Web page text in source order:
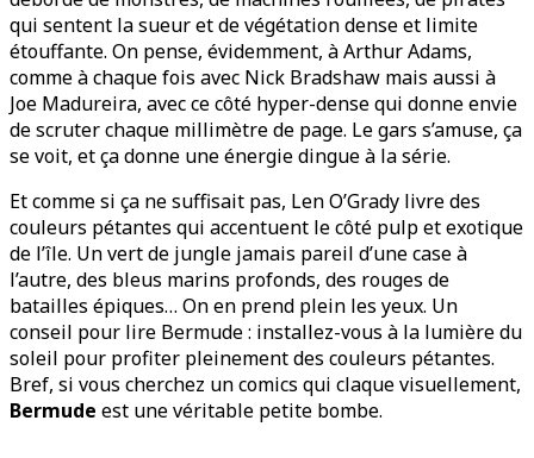
qui sentent la sueur et de végétation dense et limite
étouffante. On pense, évidemment, à Arthur Adams,
comme à chaque fois avec Nick Bradshaw mais aussi à
Joe Madureira, avec ce côté hyper-dense qui donne envie
de scruter chaque millimètre de page. Le gars s’amuse, ça
se voit, et ça donne une énergie dingue à la série.
Et comme si ça ne suffisait pas, Len O’Grady livre des
couleurs pétantes qui accentuent le côté pulp et exotique
de l’île. Un vert de jungle jamais pareil d’une case à
l’autre, des bleus marins profonds, des rouges de
batailles épiques… On en prend plein les yeux. Un
conseil pour lire Bermude : installez-vous à la lumière du
soleil pour profiter pleinement des couleurs pétantes.
Bref, si vous cherchez un comics qui claque visuellement,
Bermude est une véritable petite bombe.